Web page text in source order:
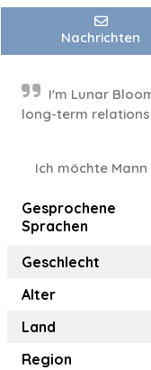
Nachrichten
I'm Lunar
long-term
Ich möchte
Gesprochene
Sprachen
Geschlecht
Alter
Land
Region